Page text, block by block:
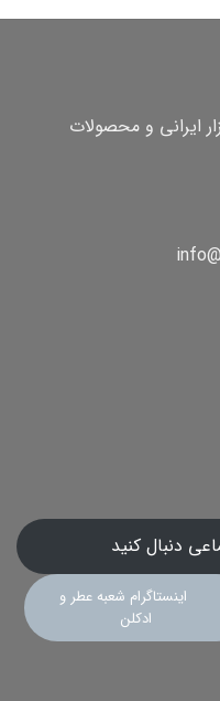
ایرانی و محصولات
دنبال کنید
اینستاگرام شعبه عطر و
ادکلن